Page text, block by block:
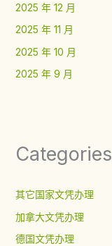
2025 年 12 月
2025 年 11 月
2025 年 10 月
2025 年 9 月
Categories
其它国家文凭办理
加拿大文凭办理
德国文凭办理